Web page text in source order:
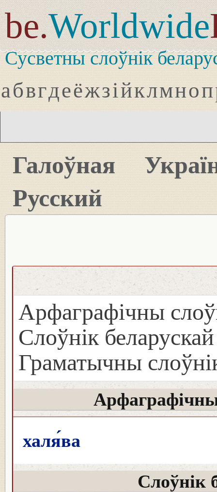
be.Worldwide
Сусветны слоўнік
абвгдеёжзійклмноп
Галоўная
Русский
Арфаграфічны
Слоўнік
Граматычны
халя́ва
Слоўнік